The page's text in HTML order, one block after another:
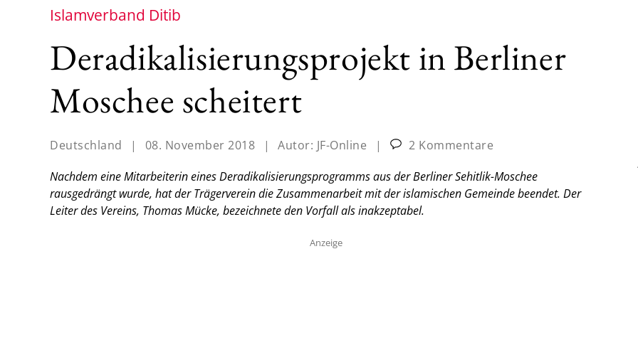
Islamverband Ditib
Deradikalisierungsprojekt in Berliner
Moschee scheitert
Deutschland | 08. November 2018 | Autor: JF-Online |
2 Kommentare
Nachdem eine Mitarbeiterin eines Deradikalisierungsprogramms aus der Berliner Sehitlik-Moschee
rausgedrängt wurde, hat der Trägerverein die Zusammenarbeit mit der islamischen Gemeinde beendet. Der
Leiter des Vereins, Thomas Mücke, bezeichnete den Vorfall als inakzeptabel.
Anzeige